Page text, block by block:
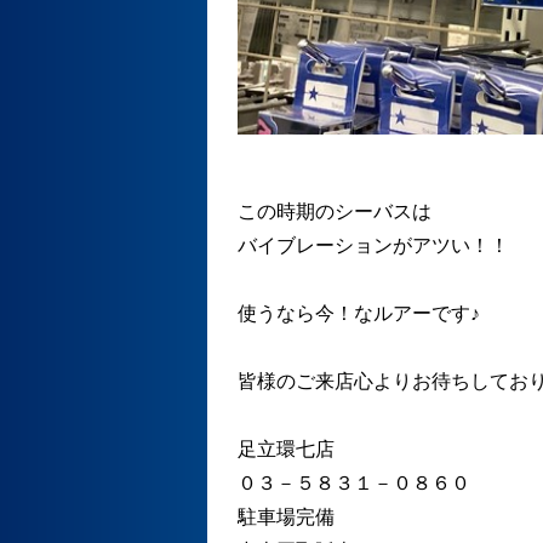
この時期のシーバスは
バイブレーションがアツい！！
使うなら今！なルアーです♪
皆様のご来店心よりお待ちしてお
足立環七店
０３－５８３１－０８６０
駐車場完備